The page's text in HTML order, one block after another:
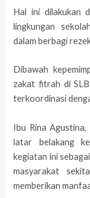
Hal ini dilakukan
lingkungan
dalam berbagi
Dibawah
zakat fitrah di
terkoordinasi
Ibu Rina Agustina,
latar belakang
kegiatan ini
masyarakat
memberikan